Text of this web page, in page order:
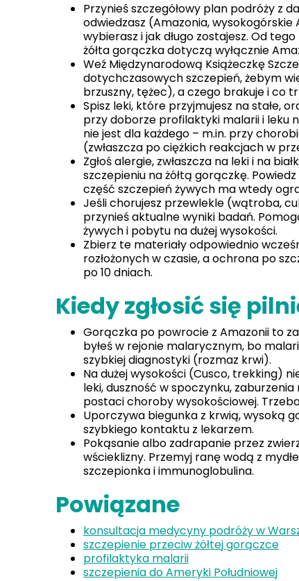
Przynieś szczegółowy plan podróży z
odwiedzasz (Amazonia,
wybierasz i jak długo zostajesz. Od
żółta gorączka dotyczą wyłącznie
Weź Międzynarodową Książeczkę
dotychczasowych szczepień, żebym
brzuszny, tężec), a czego brakuje i co
Spisz leki, które przyjmujesz na stałe,
przy doborze profilaktyki malarii i leku
nie jest dla każdego – m.in. przy
(zwłaszcza po ciężkich reakcjach w
Zgłoś alergie, zwłaszcza na leki i na
szczepieniu na żółtą gorączkę.
część szczepień żywych ma wtedy
Jeśli chorujesz przewlekle (wątroba,
przynieś aktualne wyniki badań.
żywych i pobytu na dużej wysokości.
Zbierz te materiały odpowiednio
rozłożonych w czasie, a ochrona po
po 10 dniach.
Kiedy zgłosić się
Gorączka po powrocie z Amazonii to
byłeś w rejonie malarycznym, bo
szybkiej diagnostyki (rozmaz krwi).
Na dużej wysokości (Cusco, trekking)
leki, duszność w spoczynku,
postaci choroby wysokościowej.
Uporczywa biegunka z krwią, wysoką
szybkiego kontaktu z lekarzem.
Pokąsanie albo zadrapanie przez
wścieklizny. Przemyj ranę wodą z
szczepionka i immunoglobulina.
Powiązane
konsultacja medycyny podróży w
szczepienie przeciw żółtej gorączce
profilaktyka malarii
szczepienia do Ameryki Południowej